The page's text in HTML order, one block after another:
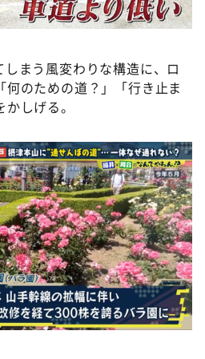
まう風変わりな構造に、ロ
のための道？」「行き止ま
しげる。